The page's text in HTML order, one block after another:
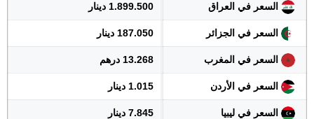
السعر في العراق 1.899.500 دينار
السعر في الجزائر 187.050 دينار
السعر في المغرب 13.268 درهم
السعر في الأردن 1.015 دينار
السعر في ليبيا 7.845 دينار